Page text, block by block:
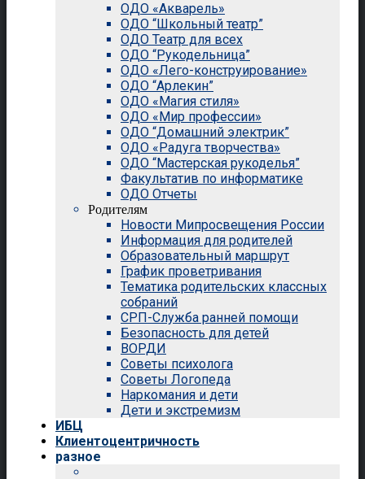
ОДО «Акварель»
ОДО “Школьный театр”
ОДО Театр для всех
ОДО “Рукодельница”
ОДО «Лего-конструирование»
ОДО “Арлекин”
ОДО «Магия стиля»
ОДО «Мир профессии»
ОДО “Домашний электрик”
ОДО «Радуга творчества»
ОДО “Мастерская рукоделья”
Факультатив по информатике
ОДО Отчеты
Родителям
Новости Мипросвещения России
Информация для родителей
Образовательный маршрут
График проветривания
Тематика родительских классных
собраний
СРП-Служба ранней помощи
Безопасность для детей
ВОРДИ
Советы психолога
Советы Логопеда
Наркомания и дети
Дети и экстремизм
ИБЦ
Клиентоцентричность
разное